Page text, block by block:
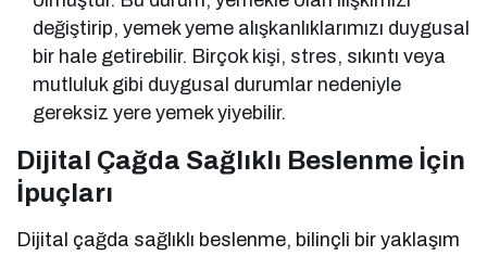
değiştirip, yemek yeme alışkanlıklarımızı duygusal
bir hale getirebilir. Birçok kişi, stres, sıkıntı veya
mutluluk gibi duygusal durumlar nedeniyle
gereksiz yere yemek yiyebilir.
Dijital Çağda Sağlıklı Beslenme İçin
İpuçları
Dijital çağda sağlıklı beslenme, bilinçli bir yaklaşım